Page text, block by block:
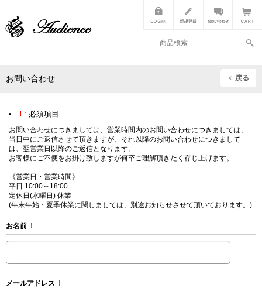
お問い合わせ 戻る
! : 必須項目
お問い合わせにつきましては、営業時間内のお問い合わせにつきましては、
当日中にご返信させて頂きますが、それ以降のお問い合わせにつきまして
は、翌営業日以降のご返信となります。
お客様にご不便をお掛け致しますが何卒ご理解頂きたく存じ上げます。
《営業日・営業時間》
平日 10:00～18:00
定休日(水曜日) 休業
(年末年始・夏季休業に関しましては、別途お知らせさせて頂いております。)
お名前 !
メールアドレス !